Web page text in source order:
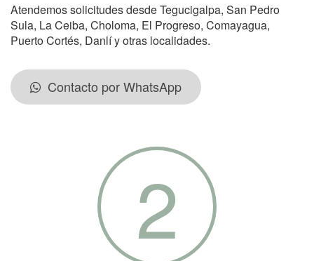
Atendemos solicitudes desde Tegucigalpa, San Pedro
Sula, La Ceiba, Choloma, El Progreso, Comayagua,
Puerto Cortés, Danlí y otras localidades.
Contacto por WhatsApp
2